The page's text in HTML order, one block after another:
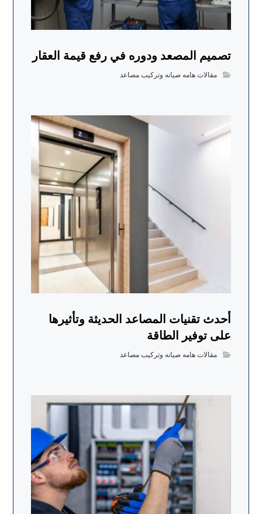
تصميم المصعد ودوره في رفع قيمة العقار
مقالات هامه صيانه وتركيب مصاعد
أحدث تقنيات المصاعد الحديثة وتأثيرها
على توفير الطاقة
مقالات هامه صيانه وتركيب مصاعد